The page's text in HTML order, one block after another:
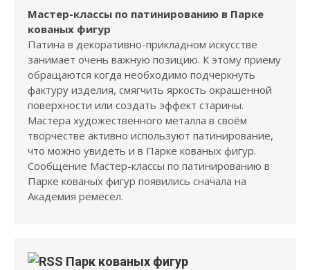
Мастер-классы по патинированию в Парке
кованых фигур
Патина в декоративно-прикладном искусстве
занимает очень важную позицию. К этому приёму
обращаются когда необходимо подчеркнуть
фактуру изделия, смягчить яркость окрашенной
поверхности или создать эффект старины.
Мастера художественного металла в своём
творчестве активно используют патинирование,
что можно увидеть и в Парке кованых фигур.
Сообщение Мастер-классы по патинированию в
Парке кованых фигур появились сначала на
Академия ремесел.
Парк кованых фигур